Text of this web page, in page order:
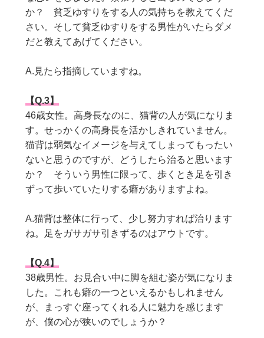
か？ 貧乏ゆすりをする人の気持ちを教えてくだ
さい。そして貧乏ゆすりをする男性がいたらダメ
だと教えてあげてください。
A.見たら指摘していますね。
【Q.3】
46歳女性。高身長なのに、猫背の人が気になりま
す。せっかくの高身長を活かしきれていません。
猫背は弱気なイメージを与えてしまってもったい
ないと思うのですが、どうしたら治ると思います
か？ そういう男性に限って、歩くとき足を引き
ずって歩いていたりする癖がありますよね。
A.猫背は整体に行って、少し努力すれば治ります
ね。足をガサガサ引きずるのはアウトです。
【Q.4】
38歳男性。お見合い中に脚を組む姿が気になりま
した。これも癖の一つといえるかもしれません
が、まっすぐ座ってくれる人に魅力を感じます
が、僕の心が狭いのでしょうか？